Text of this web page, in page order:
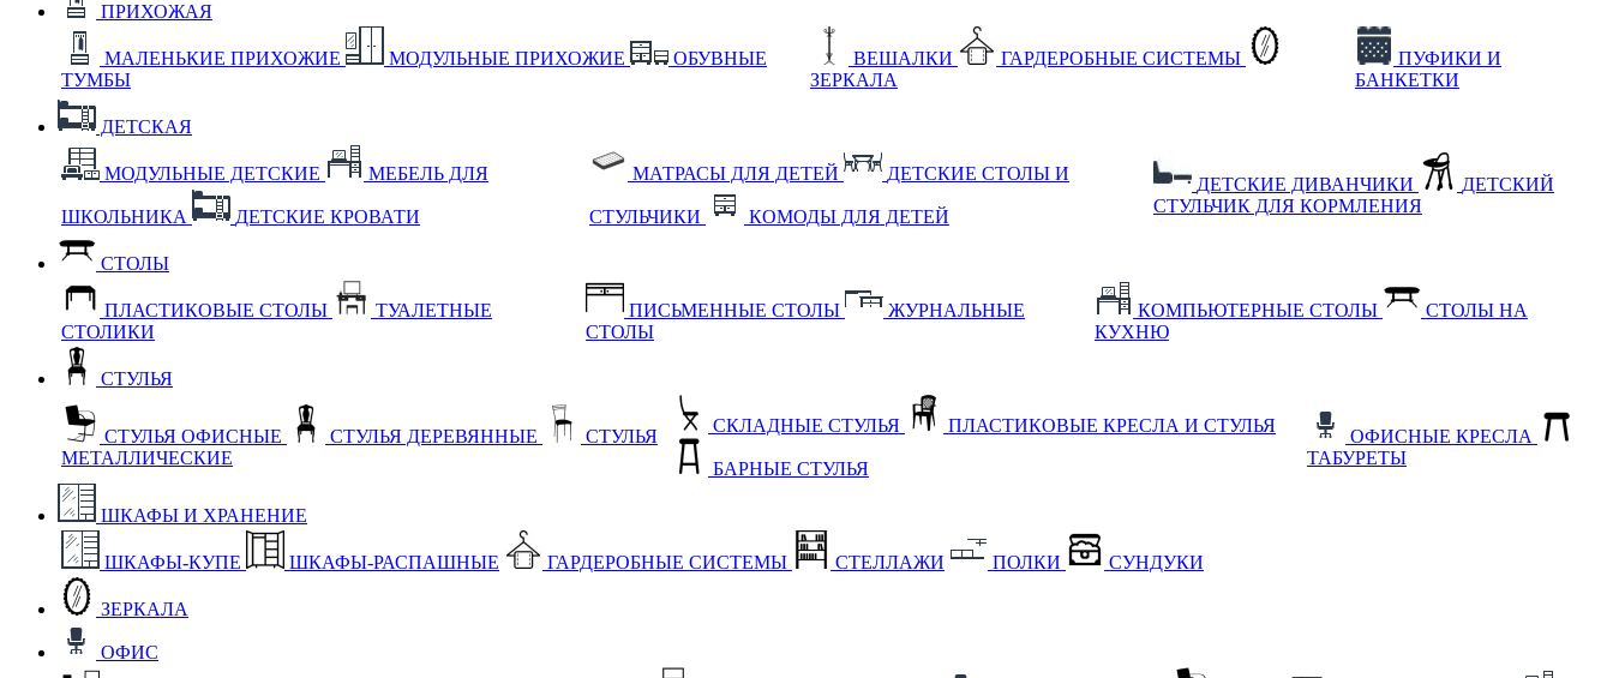
ПРИХОЖАЯ
МАЛЕНЬКИЕ ПРИХОЖИЕ МОДУЛЬНЫЕ ПРИХОЖИЕ
ОБУВНЫЕ
ТУМБЫ
ВЕШАЛКИ
ГАРДЕРОБНЫЕ СИСТЕМЫ
ЗЕРКАЛА
ПУФИКИ И
БАНКЕТКИ
ДЕТСКАЯ
МОДУЛЬНЫЕ ДЕТСКИЕ МЕБЕЛЬ ДЛЯ
ШКОЛЬНИКА ДЕТСКИЕ КРОВАТИ
МАТРАСЫ ДЛЯ ДЕТЕЙ ДЕТСКИЕ СТОЛЫ И
СТУЛЬЧИКИ КОМОДЫ ДЛЯ ДЕТЕЙ
ДЕТСКИЕ ДИВАНЧИКИ
ДЕТСКИЙ
СТУЛЬЧИК ДЛЯ КОРМЛЕНИЯ
СТОЛЫ
ПЛАСТИКОВЫЕ СТОЛЫ
ТУАЛЕТНЫЕ
СТОЛИКИ
ПИСЬМЕННЫЕ СТОЛЫ
ЖУРНАЛЬНЫЕ
СТОЛЫ
КОМПЬЮТЕРНЫЕ СТОЛЫ
СТОЛЫ НА
КУХНЮ
СТУЛЬЯ
СТУЛЬЯ ОФИСНЫЕ СТУЛЬЯ ДЕРЕВЯННЫЕ
СТУЛЬЯ
МЕТАЛЛИЧЕСКИЕ
СКЛАДНЫЕ СТУЛЬЯ ПЛАСТИКОВЫЕ КРЕСЛА И СТУЛЬЯ
БАРНЫЕ СТУЛЬЯ
ОФИСНЫЕ КРЕСЛА
ТАБУРЕТЫ
ШКАФЫ И ХРАНЕНИЕ
ШКАФЫ-КУПЕ ШКАФЫ-РАСПАШНЫЕ ГАРДЕРОБНЫЕ СИСТЕМЫ СТЕЛЛАЖИ ПОЛКИ СУНДУКИ
ЗЕРКАЛА
ОФИС